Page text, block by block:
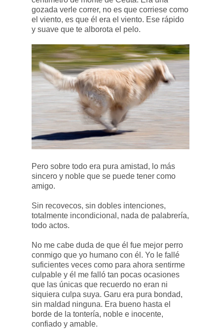
gozada verle correr, no es que corriese como
el viento, es que él era el viento. Ese rápido
y suave que te alborota el pelo.
Pero sobre todo era pura amistad, lo más
sincero y noble que se puede tener como
amigo.
Sin recovecos, sin dobles intenciones,
totalmente incondicional, nada de palabrería,
todo actos.
No me cabe duda de que él fue mejor perro
conmigo que yo humano con él. Yo le fallé
suficientes veces como para ahora sentirme
culpable y él me falló tan pocas ocasiones
que las únicas que recuerdo no eran ni
siquiera culpa suya. Garu era pura bondad,
sin maldad ninguna. Era bueno hasta el
borde de la tontería, noble e inocente,
confiado y amable.